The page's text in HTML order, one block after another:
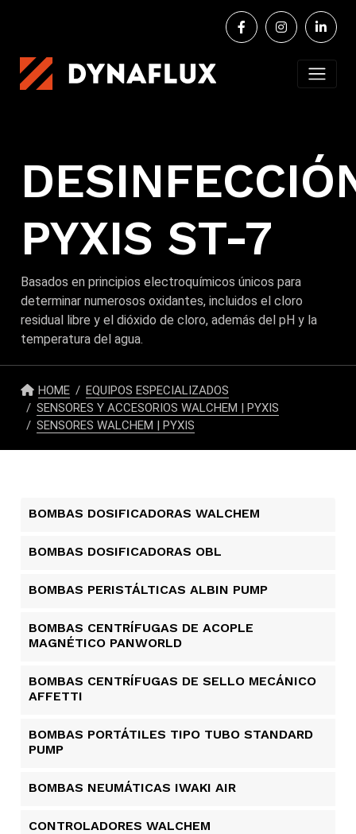
PYXIS ST-7
Basados ​​en principios electroquímicos únicos para
determinar numerosos oxidantes, incluidos el cloro
residual libre y el dióxido de cloro, además del pH y la
temperatura del agua.
HOME
EQUIPOS ESPECIALIZADOS
SENSORES Y ACCESORIOS WALCHEM | PYXIS
SENSORES WALCHEM | PYXIS
BOMBAS DOSIFICADORAS WALCHEM
BOMBAS DOSIFICADORAS OBL
BOMBAS PERISTÁLTICAS ALBIN PUMP​
BOMBAS CENTRÍFUGAS DE ACOPLE
MAGNÉTICO PANWORLD
BOMBAS CENTRÍFUGAS DE SELLO MECÁNICO
AFFETTI
BOMBAS PORTÁTILES TIPO TUBO STANDARD
PUMP
BOMBAS NEUMÁTICAS IWAKI AIR
CONTROLADORES WALCHEM